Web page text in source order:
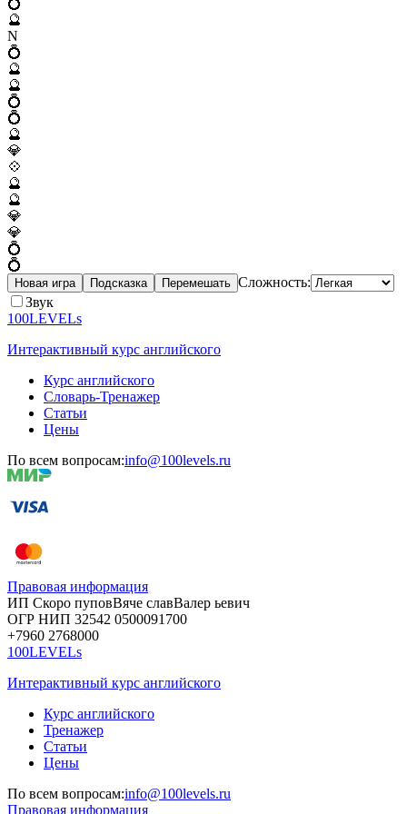
🔮
N
💍
🔮
🔮
💍
💍
🔮
💎
💠
🔮
🔮
💎
💎
💍
💍
Новая игра Подсказка Перемешать Сложность:
Звук
100LEVELs
Интерактивный курс английского
Курс английского
Словарь-Тренажер
Статьи
Цены
По всем вопросам:info@100levels.ru
Правовая информация
ИП Скоро пуповВяче славВалер ьевич
ОГР НИП 32542 0500091700
+7960 2768000
100LEVELs
Интерактивный курс английского
Курс английского
Тренажер
Статьи
Цены
По всем вопросам:info@100levels.ru
Правовая информация